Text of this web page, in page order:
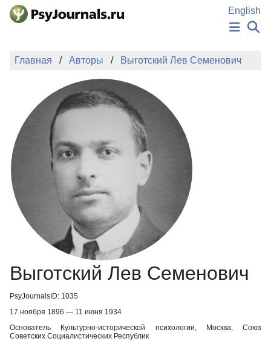
Перейти к основному содержанию
English
НОВОСТИ
АВТОРЫ
ПОДАТЬ РУКОПИСЬ
БАЗА ЗНАНИЙ
КЛЮЧЕВЫЕ СЛОВА
Регистрация
Главная Авторы Выготский Лев Семенович
Выготский Лев Семенович
PsyJournalsID: 1035
17 ноября 1896 — 11 июня 1934
Основатель Культурно-исторической психологии, Москва, Союз
Советских Социалистических Республик